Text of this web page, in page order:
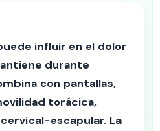
influir en el dolor
durante
con pantallas,
torácica,
escapular. La